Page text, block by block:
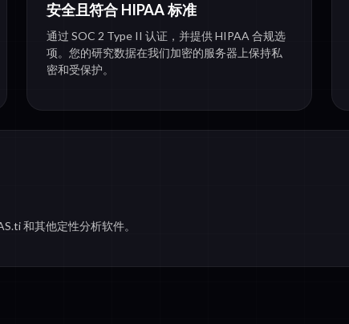
安全且符合 HIPAA 标准
通过 SOC 2 Type II 认证，并提供 HIPAA 合规选
项。您的研究数据在我们加密的服务器上保持私
密和受保护。
和其他定性分析软件。